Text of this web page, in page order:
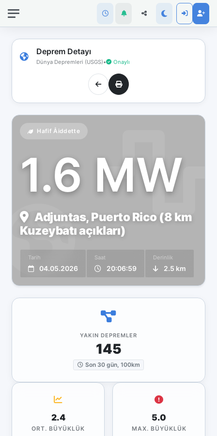
Deprem Detayı
Dünya Depremleri (USGS)• Onaylı
Hafif Åiddette
1.6 MW
Adjuntas, Puerto Rico (8 km
Kuzeybatı açıkları)
Tarih
04.05.2026
Saat
20:06:59
Derinlik
2.5 km
YAKIN DEPREMLER
145
Son 30 gün, 100km
2.4
ORT. BÜYÜKLÜK
5.0
MAX. BÜYÜKLÜK
bağlantınız
koptu!
Çevrimdışı
moddasınız.